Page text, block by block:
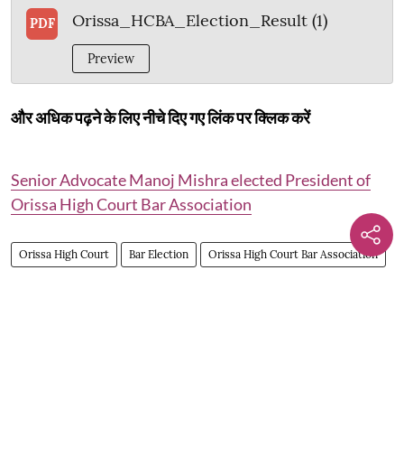
PDF Orissa_HCBA_Election_Result (1)
Preview
और अधिक पढ़ने के लिए नीचे दिए गए लिंक पर क्लिक करें
Senior Advocate Manoj Mishra elected President of
Orissa High Court Bar Association
Orissa High Court Bar Election Orissa High Court Bar Association